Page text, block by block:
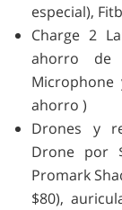
especial),
Charge 2
ahorro de
Microphone
ahorro )
Drones y
Drone por
Promark
$80),